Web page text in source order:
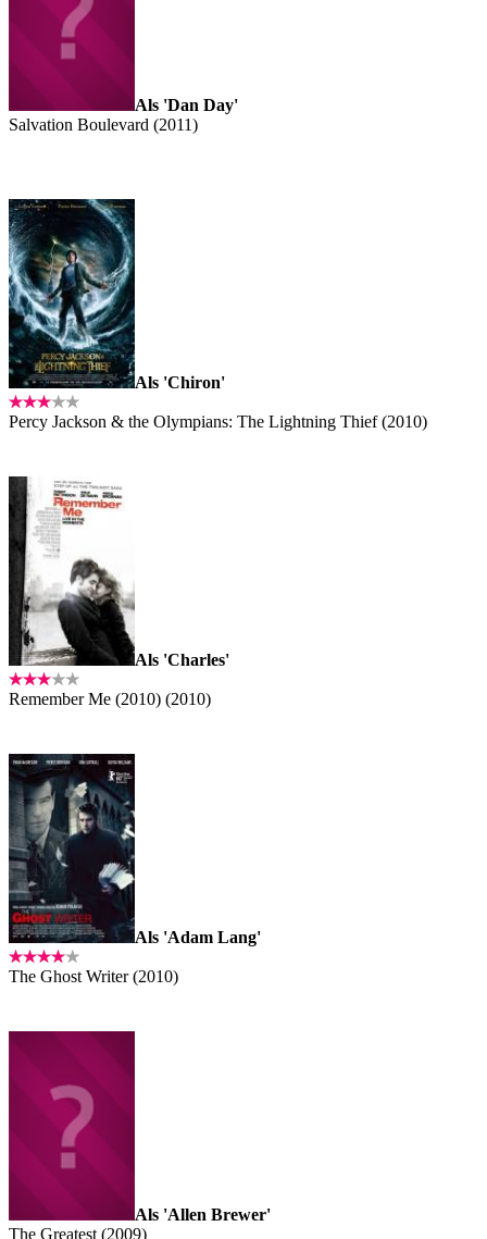
Als 'Dan Day'
Salvation Boulevard (2011)
Als 'Chiron'
Percy Jackson & the Olympians: The Lightning Thief (2010)
Als 'Charles'
Remember Me (2010) (2010)
Als 'Adam Lang'
The Ghost Writer (2010)
Als 'Allen Brewer'
The Greatest (2009)